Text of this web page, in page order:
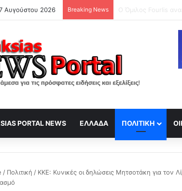
Αυγούστου 2026 Breaking News
PORTAL NEWS ΕΛΛΆΔΑ ΠΟΛΙΤΙΚΉ
/ Πολιτική / KKE: Κυνικές οι δηλώσεις Μητσοτάκη για τον